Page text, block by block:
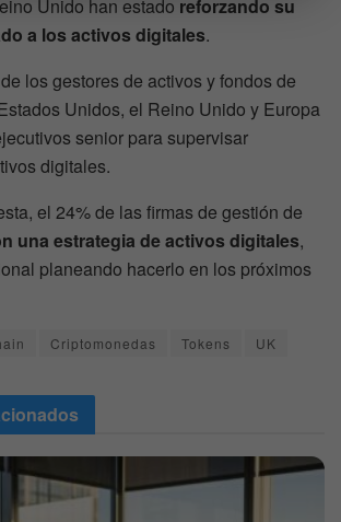
Unido han estado reforzando su
a los activos digitales.
los gestores de activos y fondos de
Unidos, el Reino Unido y Europa
senior para supervisar
digitales.
el 24% de las firmas de gestión de
una estrategia de activos digitales,
planeando hacerlo en los próximos
Criptomonedas Tokens UK